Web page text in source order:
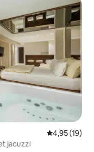
Évaluation
4,95 (19)
jacuzzi